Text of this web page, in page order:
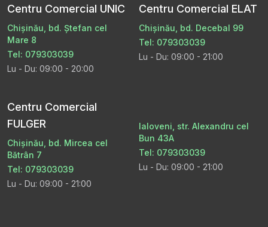
Centru Comercial UNIC
Chișinău, bd. Ștefan cel
Mare 8
Tel: 079303039
Lu - Du: 09:00 - 20:00
Centru Comercial ELAT
Chișinău, bd. Decebal 99
Tel: 079303039
Lu - Du: 09:00 - 21:00
Centru Comercial
FULGER
Chișinău, bd. Mircea cel
Bătrân 7
Tel: 079303039
Lu - Du: 09:00 - 21:00
Ialoveni, str. Alexandru cel
Bun 43A
Tel: 079303039
Lu - Du: 09:00 - 21:00